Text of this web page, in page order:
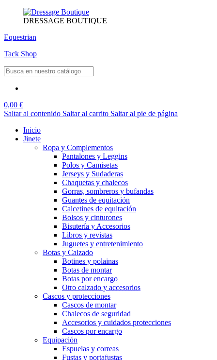
DRESSAGE BOUTIQUE
Equestrian
Tack Shop
0,00 €
Saltar al contenido Saltar al carrito Saltar al pie de página
Inicio
Jinete
Ropa y Complementos
Pantalones y Leggins
Polos y Camisetas
Jerseys y Sudaderas
Chaquetas y chalecos
Gorras, sombreros y bufandas
Guantes de equitación
Calcetines de equitación
Bolsos y cinturones
Bisutería y Accesorios
Libros y revistas
Juguetes y entretenimiento
Botas y Calzado
Botines y polainas
Botas de montar
Botas por encargo
Otro calzado y accesorios
Cascos y protecciones
Cascos de montar
Chalecos de seguridad
Accesorios y cuidados protecciones
Cascos por encargo
Equipación
Espuelas y correas
Fustas y portafustas